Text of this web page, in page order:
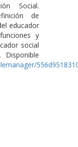
Social.
de
educador
y
social
Disponible